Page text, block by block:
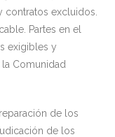
excluidos.
Partes en el
exigibles y
Comunidad
de los
de los